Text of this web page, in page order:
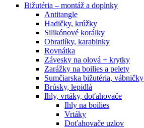
Bižutéria – montáž a doplnky
Antitangle
Hadičky, krúžky
Silikónové korálky
Obratlíky, karabinky
Rovnátka
Závesky na olová + krytky
Zarážky na boilies a pelety
Sumčiarska bižutéria, vábničky
Brúsky, lepidlá
Ihly, vrtáky, doťahovače
Ihly na boilies
Vrtáky
Doťahovače uzlov